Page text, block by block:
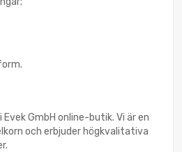
GmbH online-butik. Vi är en
och erbjuder högkvalitativa